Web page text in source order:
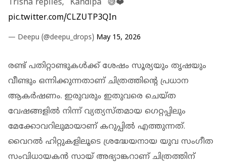
Trisha replies, "Kandipa" 😅❤️
pic.twitter.com/CLZUTP3QIn
— Deepu (@deepu_drops) May 15, 2026
രണ്ട് പതിറ്റാണ്ടുകള്‍ക്ക് ശേഷം സൂര്യയും തൃഷയും
വീണ്ടും ഒന്നിക്കുന്നതാണ് ചിത്രത്തിന്റെ പ്രധാന
ആകര്‍ഷണം. ഇരുവരും ഇതുവരെ ചെയ്ത
വേഷങ്ങളില്‍ നിന്ന് വ്യത്യസ്തമായ ഗെറ്റപ്പിലും
മേക്കോവറിലുമായാണ് കറുപ്പില്‍ എത്തുന്നത്.
വൈറല്‍ ഹിറ്റുകളിലൂടെ ശ്രദ്ധേയനായ യുവ സംഗീത
സംവിധായകന്‍ സായ് അഭ്യാങ്കറാണ് ചിത്രത്തിന്